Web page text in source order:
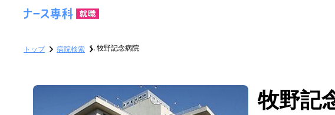
トップ 病院検索 牧野記念病院
牧野記